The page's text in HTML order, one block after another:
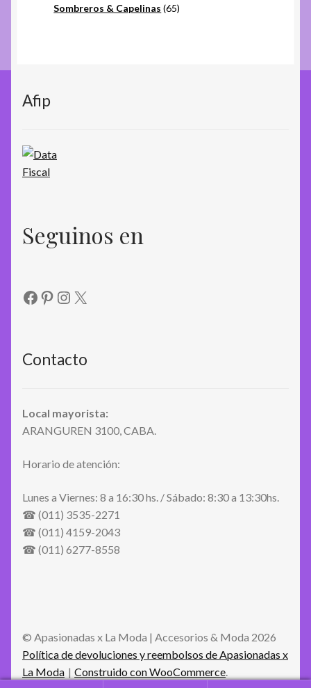
productos
Sombreros & Capelinas 6565
Afip
Seguinos en
Facebook
Pinterest
Instagram
X
Contacto
Local mayorista:
ARANGUREN 3100, CABA.
Horario de atención:
Lunes a Viernes: 8 a 16:30 hs. / Sábado: 8:30 a 13:30hs.
☎ (011) 3535-2271
☎ (011) 4159-2043
☎ (011) 6277-8558
© Apasionadas x La Moda | Accesorios & Moda 2026
Política de devoluciones y reembolsos de Apasionadas x
La Moda
Construido con WooCommerce.